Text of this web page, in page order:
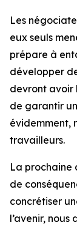
Les
eux seuls
prépare à
développer
devront avoir
de garantir
évidemment,
travailleurs.
La prochaine
de
concrétiser
l’avenir,